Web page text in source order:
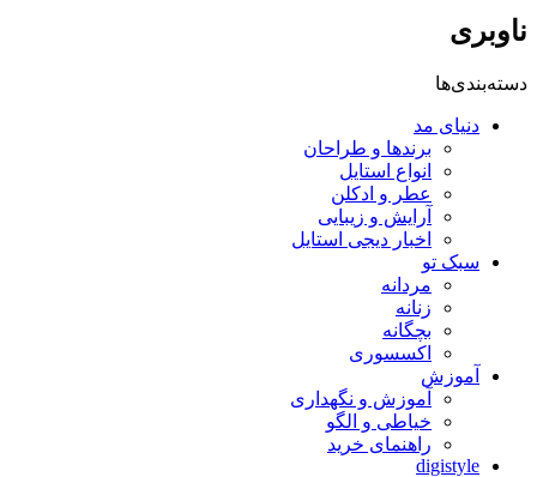
ناوبری
دسته‌بندی‌ها
دنیای مد
برندها و طراحان
انواع استایل
عطر و ادکلن
آرایش و زیبایی
اخبار دیجی استایل
سبک تو
مردانه
زنانه
بچگانه
اکسسوری
آموزش
آموزش و نگهداری
خیاطی و الگو
راهنمای خرید
digistyle